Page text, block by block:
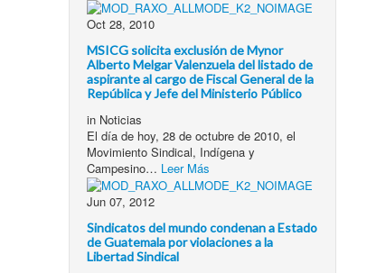
Oct 28, 2010
MSICG solicita exclusión de Mynor
Alberto Melgar Valenzuela del listado de
aspirante al cargo de Fiscal General de la
República y Jefe del Ministerio Público
in Noticias
El día de hoy, 28 de octubre de 2010, el
Movimiento Sindical, Indígena y
Campesino… Leer Más
Jun 07, 2012
Sindicatos del mundo condenan a Estado
de Guatemala por violaciones a la
Libertad Sindical